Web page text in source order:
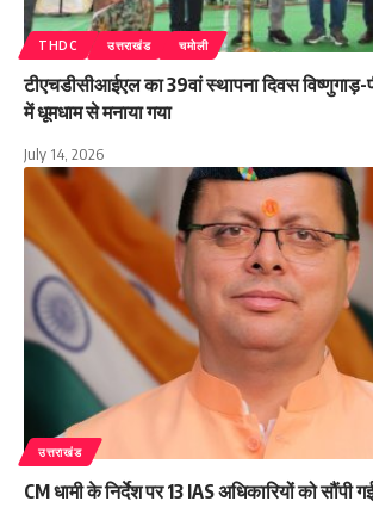
THDC उत्तराखंड चमोली
टीएचडीसीआईएल का 39वां स्थापना दिवस विष्णुगाड़-
में धूमधाम से मनाया गया
July 14, 2026
उत्तराखंड
CM धामी के निर्देश पर 13 IAS अधिकारियों को सौंपी